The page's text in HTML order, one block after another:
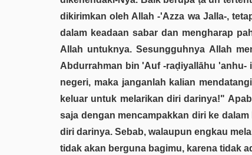
dikirimkan oleh Allah -'Azza wa Jalla-,
dalam keadaan sabar dan mengharap
Allah untuknya. Sesungguhnya Allah
Abdurrahman bin 'Auf -raḍiyallāhu 'anhu-
negeri, maka janganlah kalian
keluar untuk melarikan diri darinya!"
saja dengan mencampakkan diri ke
diri darinya. Sebab, walaupun engkau
tidak akan berguna bagimu, karena tidak